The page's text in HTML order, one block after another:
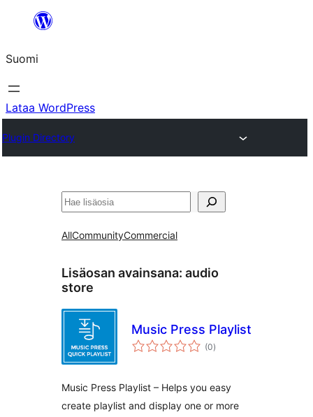
Suomi
Lataa WordPress
Plugin Directory
Etsi
AllCommunityCommercial
Lisäosan avainsana: audio
store
Music Press Playlist
(0arvosanat
yhteensä
)
Music Press Playlist – Helps you easy
create playlist and display one or more